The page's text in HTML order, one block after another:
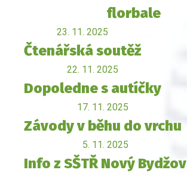
florbale
23. 11. 2025
Čtenářská soutěž
22. 11. 2025
Dopoledne s autíčky
17. 11. 2025
Závody v běhu do vrchu
5. 11. 2025
Info z SŠTŘ Nový Bydžov